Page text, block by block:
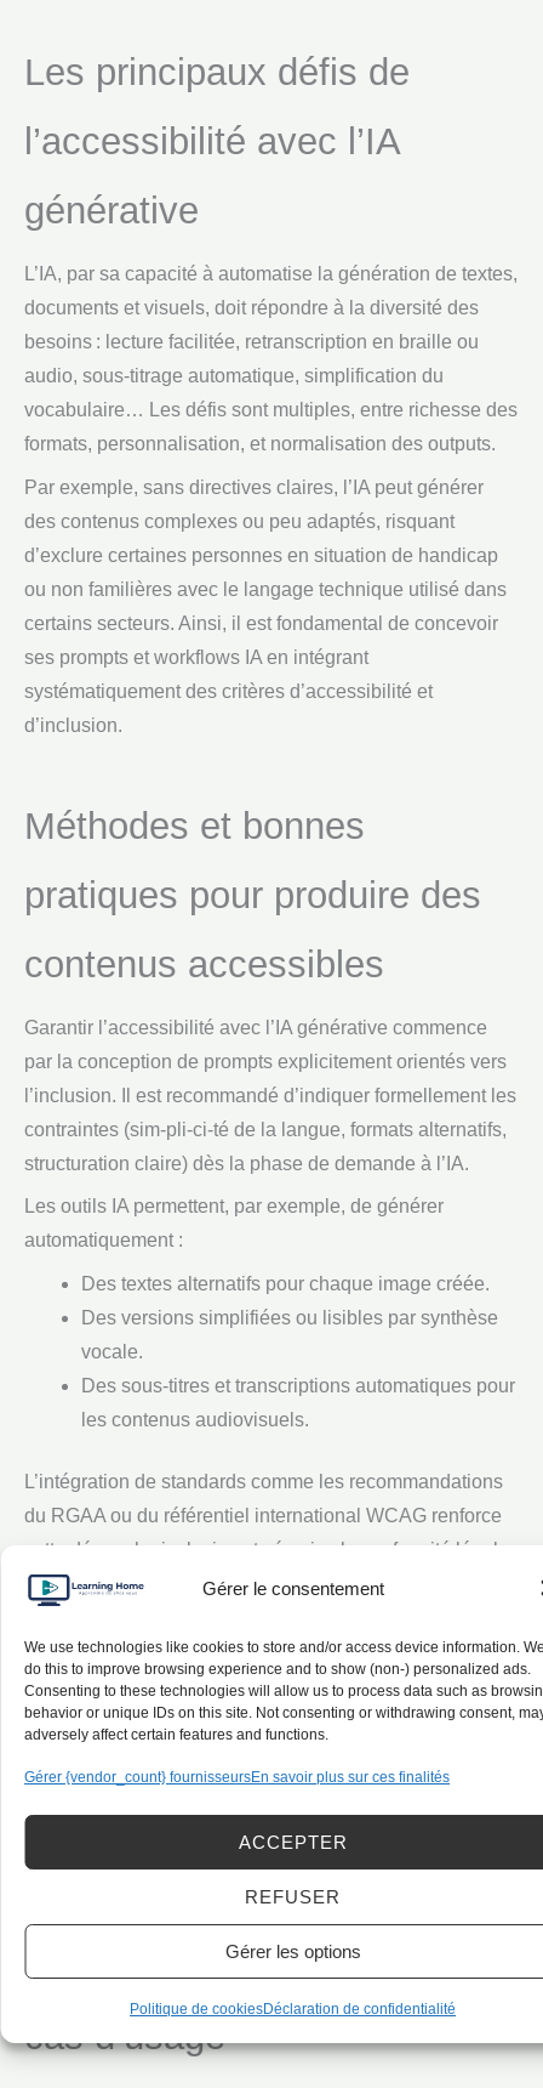
Gérer le consentement
We use technologies like cookies to store and/or access device information.
do this to improve browsing experience and to show (non-) personalized ads.
Consenting to these technologies will allow us to process data such as
behavior or unique IDs on this site. Not consenting or withdrawing consent,
adversely affect certain features and functions.
Gérer {vendor_count} fournisseursEn savoir plus sur ces finalités
ACCEPTER
REFUSER
Gérer les options
Politique de cookiesDéclaration de confidentialité
Les principaux défis de
l’accessibilité avec l’IA
générative
L’IA, par sa capacité à automatise la génération de textes,
documents et visuels, doit répondre à la diversité des
besoins : lecture facilitée, retranscription en braille ou
audio, sous-titrage automatique, simplification du
vocabulaire… Les défis sont multiples, entre richesse des
formats, personnalisation, et normalisation des outputs.
Par exemple, sans directives claires, l’IA peut générer
des contenus complexes ou peu adaptés, risquant
d’exclure certaines personnes en situation de handicap
ou non familières avec le langage technique utilisé dans
certains secteurs. Ainsi, il est fondamental de concevoir
ses prompts et workflows IA en intégrant
systématiquement des critères d’accessibilité et
d’inclusion.
Méthodes et bonnes
pratiques pour produire des
contenus accessibles
Garantir l’accessibilité avec l’IA générative commence
par la conception de prompts explicitement orientés vers
l’inclusion. Il est recommandé d’indiquer formellement les
contraintes (sim-pli-ci-té de la langue, formats alternatifs,
structuration claire) dès la phase de demande à l’IA.
Les outils IA permettent, par exemple, de générer
automatiquement :
Des textes alternatifs pour chaque image créée.
Des versions simplifiées ou lisibles par synthèse
vocale.
Des sous-titres et transcriptions automatiques pour
les contenus audiovisuels.
L’intégration de standards comme les recommandations
du RGAA ou du référentiel international WCAG renforce
cette démarche inclusive et sécurise la conformité légale.
Il est tout aussi pertinent d’impliquer l’humain dans le
générés assure que chaque support répond aux besoins
identifiés et s’inscrit dans une démarche d’amélioration
continue. Découvrez nos conseils pratiques et checklists
L’inclusion via l’IA :
exemples, témoignages et
cas d’usage